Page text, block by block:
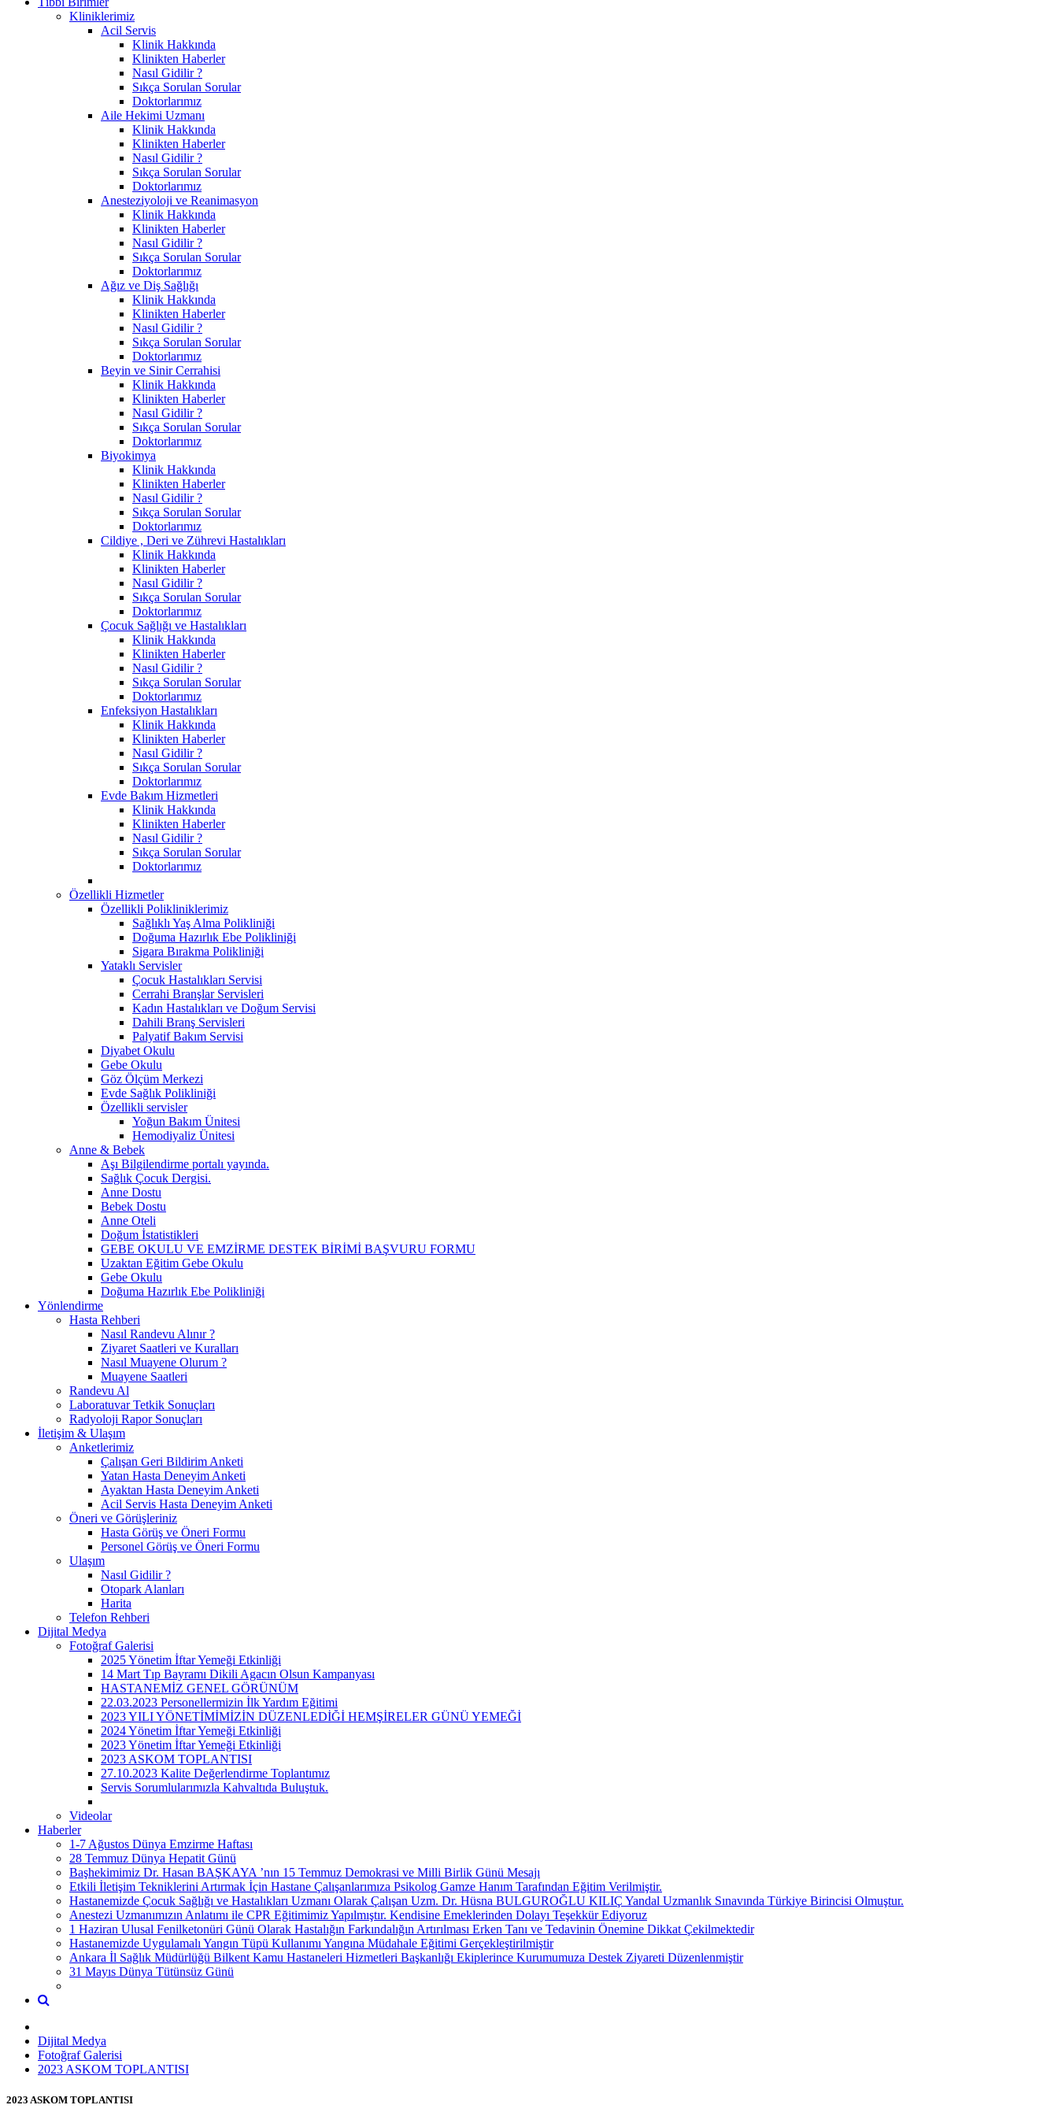
Kliniklerimiz
Acil Servis
Klinik Hakkında
Klinikten Haberler
Nasıl Gidilir ?
Sıkça Sorulan Sorular
Doktorlarımız
Aile Hekimi Uzmanı
Klinik Hakkında
Klinikten Haberler
Nasıl Gidilir ?
Sıkça Sorulan Sorular
Doktorlarımız
Anesteziyoloji ve Reanimasyon
Klinik Hakkında
Klinikten Haberler
Nasıl Gidilir ?
Sıkça Sorulan Sorular
Doktorlarımız
Ağız ve Diş Sağlığı
Klinik Hakkında
Klinikten Haberler
Nasıl Gidilir ?
Sıkça Sorulan Sorular
Doktorlarımız
Beyin ve Sinir Cerrahisi
Klinik Hakkında
Klinikten Haberler
Nasıl Gidilir ?
Sıkça Sorulan Sorular
Doktorlarımız
Biyokimya
Klinik Hakkında
Klinikten Haberler
Nasıl Gidilir ?
Sıkça Sorulan Sorular
Doktorlarımız
Cildiye , Deri ve Zührevi Hastalıkları
Klinik Hakkında
Klinikten Haberler
Nasıl Gidilir ?
Sıkça Sorulan Sorular
Doktorlarımız
Çocuk Sağlığı ve Hastalıkları
Klinik Hakkında
Klinikten Haberler
Nasıl Gidilir ?
Sıkça Sorulan Sorular
Doktorlarımız
Enfeksiyon Hastalıkları
Klinik Hakkında
Klinikten Haberler
Nasıl Gidilir ?
Sıkça Sorulan Sorular
Doktorlarımız
Evde Bakım Hizmetleri
Klinik Hakkında
Klinikten Haberler
Nasıl Gidilir ?
Sıkça Sorulan Sorular
Doktorlarımız
Özellikli Hizmetler
Özellikli Polikliniklerimiz
Sağlıklı Yaş Alma Polikliniği
Doğuma Hazırlık Ebe Polikliniği
Sigara Bırakma Polikliniği
Yataklı Servisler
Çocuk Hastalıkları Servisi
Cerrahi Branşlar Servisleri
Kadın Hastalıkları ve Doğum Servisi
Dahili Branş Servisleri
Palyatif Bakım Servisi
Diyabet Okulu
Gebe Okulu
Göz Ölçüm Merkezi
Evde Sağlık Polikliniği
Özellikli servisler
Yoğun Bakım Ünitesi
Hemodiyaliz Ünitesi
Anne & Bebek
Aşı Bilgilendirme portalı yayında.
Sağlık Çocuk Dergisi.
Anne Dostu
Bebek Dostu
Anne Oteli
Doğum İstatistikleri
GEBE OKULU VE EMZİRME DESTEK BİRİMİ BAŞVURU FORMU
Uzaktan Eğitim Gebe Okulu
Gebe Okulu
Doğuma Hazırlık Ebe Polikliniği
Yönlendirme
Hasta Rehberi
Nasıl Randevu Alınır ?
Ziyaret Saatleri ve Kuralları
Nasıl Muayene Olurum ?
Muayene Saatleri
Randevu Al
Laboratuvar Tetkik Sonuçları
Radyoloji Rapor Sonuçları
İletişim & Ulaşım
Anketlerimiz
Çalışan Geri Bildirim Anketi
Yatan Hasta Deneyim Anketi
Ayaktan Hasta Deneyim Anketi
Acil Servis Hasta Deneyim Anketi
Öneri ve Görüşleriniz
Hasta Görüş ve Öneri Formu
Personel Görüş ve Öneri Formu
Ulaşım
Nasıl Gidilir ?
Otopark Alanları
Harita
Telefon Rehberi
Dijital Medya
Fotoğraf Galerisi
2025 Yönetim İftar Yemeği Etkinliği
14 Mart Tıp Bayramı Dikili Agacın Olsun Kampanyası
HASTANEMİZ GENEL GÖRÜNÜM
22.03.2023 Personellermizin İlk Yardım Eğitimi
2023 YILI YÖNETİMİMİZİN DÜZENLEDİĞİ HEMŞİRELER GÜNÜ YEMEĞİ
2024 Yönetim İftar Yemeği Etkinliği
2023 Yönetim İftar Yemeği Etkinliği
2023 ASKOM TOPLANTISI
27.10.2023 Kalite Değerlendirme Toplantımız
Servis Sorumlularımızla Kahvaltıda Buluştuk.
Videolar
Haberler
1-7 Ağustos Dünya Emzirme Haftası
28 Temmuz Dünya Hepatit Günü
Başhekimimiz Dr. Hasan BAŞKAYA ’nın 15 Temmuz Demokrasi ve Milli Birlik Günü Mesajı
Etkili İletişim Tekniklerini Artırmak İçin Hastane Çalışanlarımıza Psikolog Gamze Hanım Tarafından Eğitim Verilmiştir.
Hastanemizde Çocuk Sağlığı ve Hastalıkları Uzmanı Olarak Çalışan Uzm. Dr. Hüsna BULGUROĞLU KILIÇ Yandal Uzmanlık Sınavında Türkiye Birincisi Olmuştur.
Anestezi Uzmanımızın Anlatımı ile CPR Eğitimimiz Yapılmıştır. Kendisine Emeklerinden Dolayı Teşekkür Ediyoruz
1 Haziran Ulusal Fenilketonüri Günü Olarak Hastalığın Farkındalığın Artırılması Erken Tanı ve Tedavinin Önemine Dikkat Çekilmektedir
Hastanemizde Uygulamalı Yangın Tüpü Kullanımı Yangına Müdahale Eğitimi Gerçekleştirilmiştir
Ankara İl Sağlık Müdürlüğü Bilkent Kamu Hastaneleri Hizmetleri Başkanlığı Ekiplerince Kurumumuza Destek Ziyareti Düzenlenmiştir
31 Mayıs Dünya Tütünsüz Günü
Dijital Medya
Fotoğraf Galerisi
2023 ASKOM TOPLANTISI
2023 ASKOM TOPLANTISI